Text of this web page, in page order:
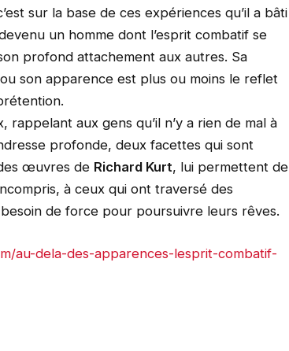
sur la base de ces expériences qu’il a bâti
un homme dont l’esprit combatif se
profond attachement aux autres. Sa
son apparence est plus ou moins le reflet
aux gens qu’il n’y a rien de mal à
profonde, deux facettes qui sont
œuvres de Richard Kurt, lui permettent de
à ceux qui ont traversé des
de force pour poursuivre leurs rêves.
au-dela-des-apparences-lesprit-combatif-